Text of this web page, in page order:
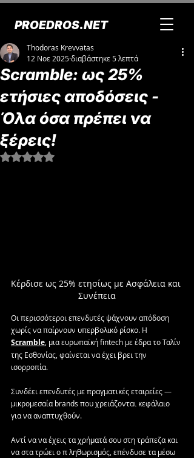
PROEDROS.NET
Scramble: ως 25%
ετήσιες αποδόσεις -
Όλα όσα πρέπει να
ξέρεις!
Thodoras Krevvatas
12 Νοε 2025διαβάστηκε 5 λεπτά
Βαθμολογήθηκε με NaN από 5 αστέρια.
Κέρδισε ως 25% ετησίως με Ασφάλεια και
Συνέπεια
Οι περισσότεροι επενδυτές ψάχνουν απόδοση
χωρίς να παίρνουν υπερβολικό ρίσκο. Η
Scramble , μια ευρωπαϊκή fintech με έδρα το Ταλίν
της Εσθονίας, φαίνεται να έχει βρει την
ισορροπία.
Συνδέει επενδυτές με πραγματικές εταιρείες —
μικρομεσαία brands που χρειάζονται κεφάλαιο
για να αναπτυχθούν.
Αντί να να έχεις τα χρήματά σου στη τράπεζα και
να στα τρώει ο π ληθωρισμός, επένδυσε τα μέσω